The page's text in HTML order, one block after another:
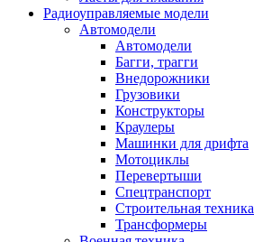
Радиоуправляемые модели
Автомодели
Автомодели
Багги, трагги
Внедорожники
Грузовики
Конструкторы
Краулеры
Машинки для дрифта
Мотоциклы
Перевертыши
Спецтранспорт
Строительная техника
Трансформеры